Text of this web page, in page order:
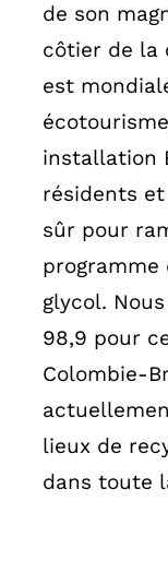
de son
côtier de la
est
installation
résidents
sûr pour
programme
glycol.
98,9 pour
Colombie-
lieux de
dans toute